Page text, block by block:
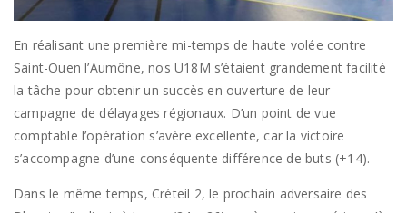
En réalisant une première mi-temps de haute volée contre
Saint-Ouen l’Aumône, nos U18M s’étaient grandement facilité
la tâche pour obtenir un succès en ouverture de leur
campagne de délayages régionaux. D’un point de vue
comptable l’opération s’avère excellente, car la victoire
s’accompagne d’une conséquente différence de buts (+14).
Dans le même temps, Créteil 2, le prochain adversaire des